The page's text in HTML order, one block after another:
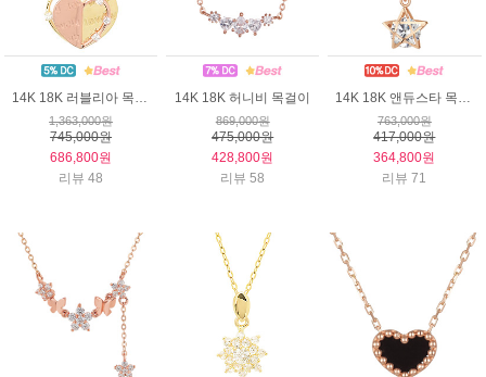
14K 18K 러블리아 목걸이
1,363,000원
745,000원
686,800원
리뷰 48
14K 18K 허니비 목걸이
869,000원
475,000원
428,800원
리뷰 58
14K 18K 앤듀스타 목걸이
763,000원
417,000원
364,800원
리뷰 71